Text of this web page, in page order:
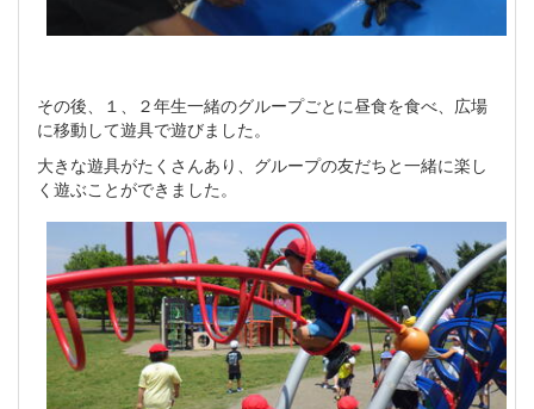
その後、１、２年生一緒のグループごとに昼食を食べ、広場
に移動して遊具で遊びました。
大きな遊具がたくさんあり、グループの友だちと一緒に楽し
く遊ぶことができました。